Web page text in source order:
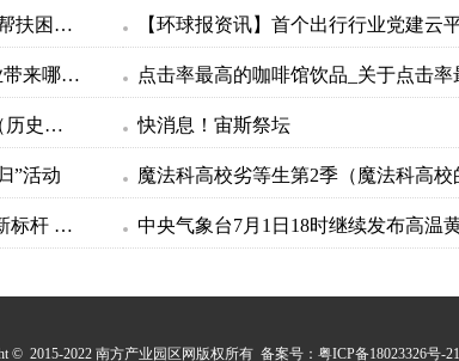
超500份！东莞企业捐赠爱心保障帮扶困难人群_全球快讯
曾经的“第一股”今日退市，给行业带来哪些思考？
居家检测是什么意思家人怎么办（历史简单说：居家自测阳性怎么办专家解答） 全球快资讯 快消息！宙斯祭坛
”活动
环球滚动:打造数字能源先锋城市新标杆 南方电网深圳供电局主题展厅亮相数能展
© 2015-2022 南方产业园区网版权所有 备案号： 粤ICP备18023326号-21